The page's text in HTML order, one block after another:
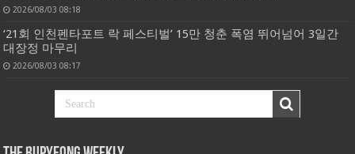
2026/08/03 08:18
‘21회 인천펜타포트 락 페스티벌’ 15만 청춘 폭염 뛰어넘어 3일간
대장정 마무리
2026/08/03 08:17